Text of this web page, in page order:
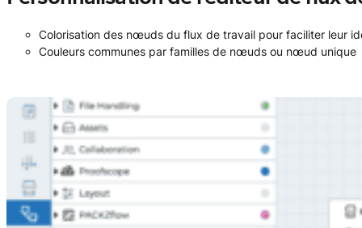
Colorisation des nœuds du flux de travail pour faciliter leur
Couleurs communes par familles de nœuds ou nœud unique